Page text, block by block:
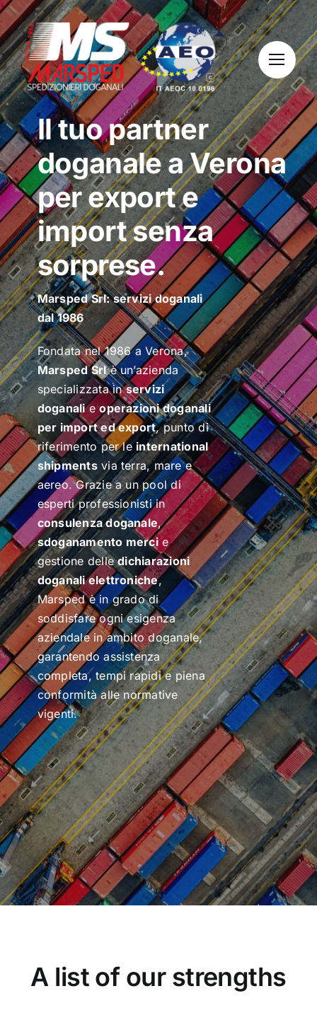
Skip
to
content
Il tuo partner
doganale a Verona
per export e
import senza
sorprese.
Marsped Srl: servizi doganali
dal 1986
Fondata nel 1986 a Verona,
Marsped Srlè un’azienda
specializzata inservizi
doganalieoperazioni doganali
per import ed export, punto di
riferimento per leinternational
shipmentsvia terra, mare e
aereo. Grazie a un pool di
esperti professionisti in
consulenza doganale,
sdoganamento mercie
gestione delledichiarazioni
doganali elettroniche,
Marsped è in grado di
soddisfare ogni esigenza
aziendale in ambito doganale,
garantendo assistenza
completa, tempi rapidi e piena
conformità alle normative
vigenti.
A list of our strengths